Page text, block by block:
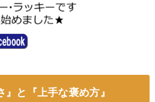
』と『上手な褒め方』